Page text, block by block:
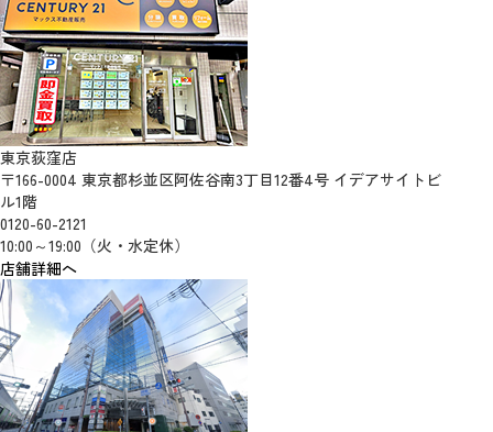
東京荻窪店
〒166-0004 東京都杉並区阿佐谷南3丁目12番4号 イデアサイトビ
ル1階
0120-60-2121
10:00～19:00（火・水定休）
店舗詳細へ